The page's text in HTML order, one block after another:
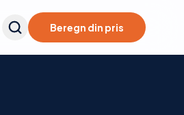
Beregn din pris